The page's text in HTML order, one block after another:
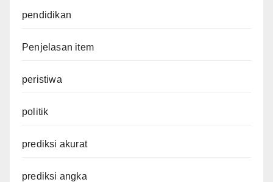
pendidikan
Penjelasan item
peristiwa
politik
prediksi akurat
prediksi angka